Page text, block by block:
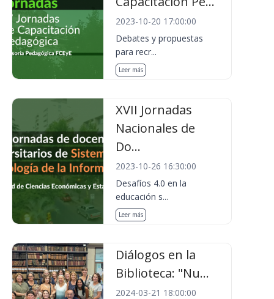
2023-10-20 17:00:00
Debates y propuestas
para recr...
Leer más
XVII Jornadas
Nacionales de
Do...
2023-10-26 16:30:00
Desafíos 4.0 en la
educación s...
Leer más
Diálogos en la
Biblioteca: "Nu...
2024-03-21 18:00:00